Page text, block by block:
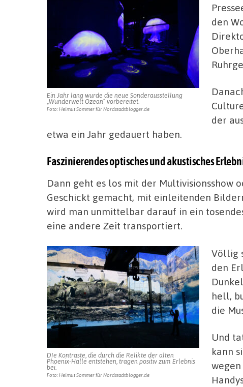
Ein Jahr lang wurde die neue Sonderausstellung
„Wunderwelt Ozean“ vorbereitet.
Foto: Helmut Sommer für Nordstadtblogger.de
den
der
etwa ein Jahr gedauert haben.
Faszinierendes optisches und akustisches
Dann geht es los mit der Multivisionsshow
Geschickt gemacht, mit einleitenden
wird man unmittelbar darauf in ein
eine andere Zeit transportiert.
DIe Kontraste, die durch die Relikte der alten
Phoenix-Halle entstehen, tragen positiv zum Erlebnis
bei.
Foto: Helmut Sommer für Nordstadtblogger.de
Völlig
den
hell,
die
Und
kann